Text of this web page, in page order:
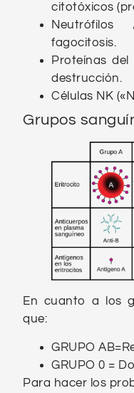
citotóxicos
fagocitosis.
Proteínas del
destrucción.
Células NK
Grupos
En cuanto a los
que:
GRUPO
GRUPO 0 =
Para hacer los